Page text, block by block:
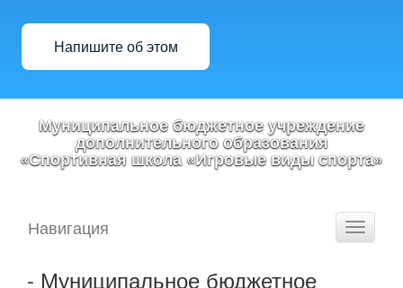
Напишите об этом
Муниципальное бюджетное учреждение
дополнительного образования
«Спортивная школа «Игровые виды спорта»
Toggle
Навигация
- Муниципальное бюджетное